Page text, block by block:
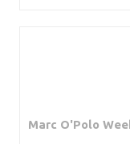
Marc O'Polo